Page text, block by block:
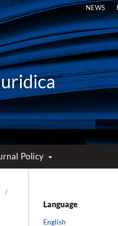
Policy
NEWS
/
Language
English